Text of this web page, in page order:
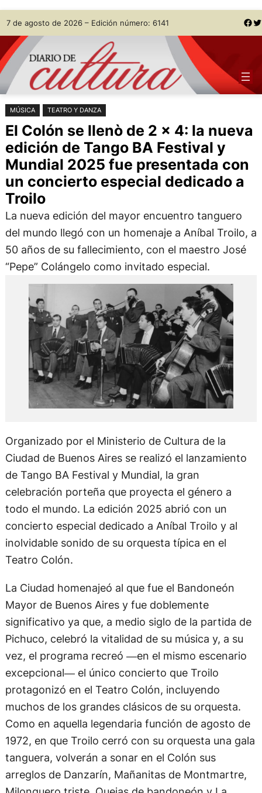
Saltar
al
contenido
Skip
to
content
7 de agosto de 2026 – Edición número: 6141 Facebook Twitter
MÚSICA TEATRO Y DANZA
El Colón se llenò de 2 x 4: la nueva
edición de Tango BA Festival y
Mundial 2025 fue presentada con
un concierto especial dedicado a
Troilo
La nueva edición del mayor encuentro tanguero
del mundo llegó con un homenaje a Aníbal Troilo, a
50 años de su fallecimiento, con el maestro José
“Pepe” Colángelo como invitado especial.
Organizado por el Ministerio de Cultura de la
Ciudad de Buenos Aires se realizó el lanzamiento
de Tango BA Festival y Mundial, la gran
celebración porteña que proyecta el género a
todo el mundo. La edición 2025 abrió con un
concierto especial dedicado a Aníbal Troilo y al
inolvidable sonido de su orquesta típica en el
Teatro Colón.
La Ciudad homenajeó al que fue el Bandoneón
Mayor de Buenos Aires y fue doblemente
significativo ya que, a medio siglo de la partida de
Pichuco, celebró la vitalidad de su música y, a su
vez, el programa recreó ―en el mismo escenario
excepcional― el único concierto que Troilo
protagonizó en el Teatro Colón, incluyendo
muchos de los grandes clásicos de su orquesta.
Como en aquella legendaria función de agosto de
1972, en que Troilo cerró con su orquesta una gala
tanguera, volverán a sonar en el Colón sus
arreglos de Danzarín, Mañanitas de Montmartre,